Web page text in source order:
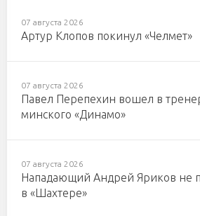
07 августа 2026
Артур Клопов покинул «Челмет»
07 августа 2026
Павел Перепехин вошел в
минского «Динамо»
07 августа 2026
Нападающий Андрей Яриков не
в «Шахтере»